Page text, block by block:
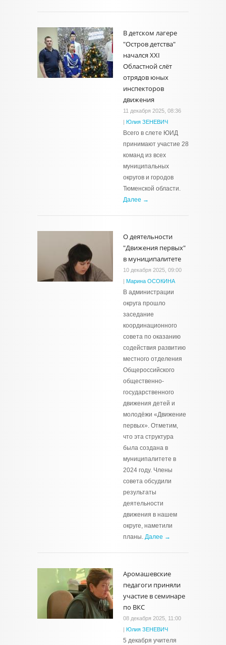
В детском лагере
"Остров детства"
начался XXI
Областной слёт
отрядов юных
инспекторов
движения
11 декабря 2025, 08:36
| Юлия ЗЕНЕВИЧ
Всего в слете ЮИД
принимают участие 28
команд из всех
муниципальных
округов и городов
Тюменской области.
Далее →
О деятельности
"Движения первых"
в муниципалитете
10 декабря 2025, 09:00
| Марина ОСОКИНА
В администрации
округа прошло
заседание
координационного
совета по оказанию
содействия развитию
местного отделения
Общероссийского
общественно-
государственного
движения детей и
молодёжи «Движение
первых». Отметим,
что эта структура
была создана в
муниципалитете в
2024 году. Члены
совета обсудили
результаты
деятельности
движения в нашем
округе, наметили
планы. Далее →
Аромашевские
педагоги приняли
участие в семинаре
по ВКС
08 декабря 2025, 11:00
| Юлия ЗЕНЕВИЧ
5 декабря учителя